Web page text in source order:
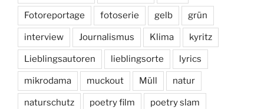
Fotoreportage fotoserie gelb grün
interview Journalismus Klima kyritz
Lieblingsautoren lieblingsorte lyrics
mikrodama muckout Müll natur
naturschutz poetry film poetry slam